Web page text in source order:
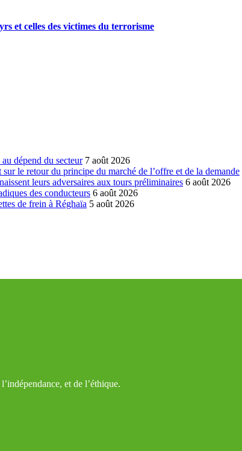
et celles des victimes du terrorisme
dépend du secteur 7 août 2026
le retour du principe du marché de l’offre et de la demande
leurs adversaires aux tours préliminaires 6 août 2026
des conducteurs 6 août 2026
de frein à Réghaïa 5 août 2026
et de l’éthique.